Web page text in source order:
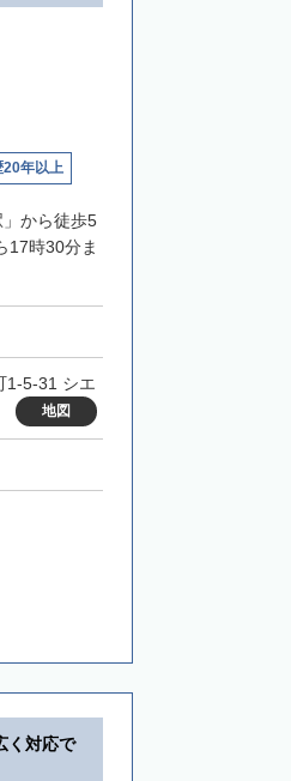
20年以上
から徒歩5
17時30分ま
5-31 シエ
地図
く対応で